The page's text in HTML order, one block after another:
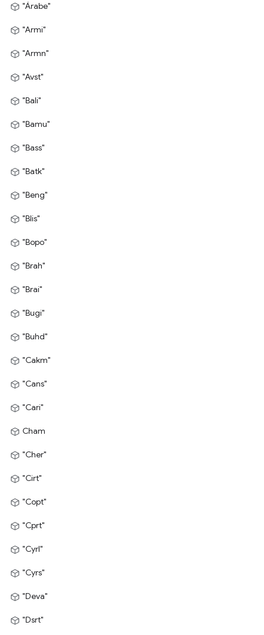
"Árabe"
"Armi"
"Armn"
"Avst"
"Bali"
"Bamu"
"Bass"
"Batk"
"Beng"
"Blis"
"Bopo"
"Brah"
"Brai"
"Bugi"
"Buhd"
"Cakm"
"Cans"
"Cari"
Cham
"Cher"
"Cirt"
"Copt"
"Cprt"
"Cyrl"
"Cyrs"
"Deva"
"Dsrt"